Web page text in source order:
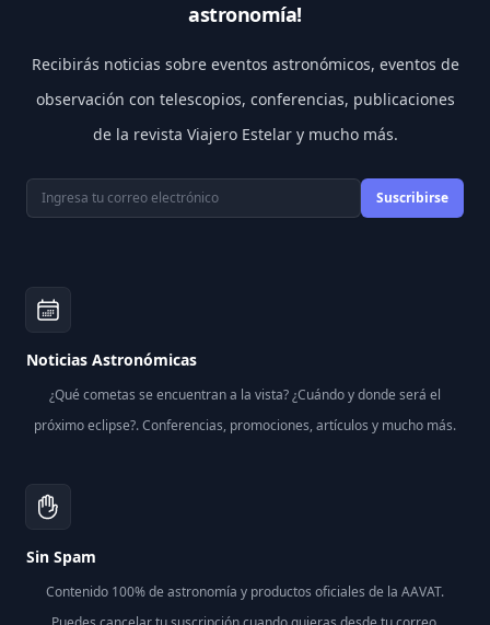
astronomía!
Recibirás noticias sobre eventos astronómicos, eventos de
observación con telescopios, conferencias, publicaciones
de la revista Viajero Estelar y mucho más.
Correo electrónico Suscribirse
Noticias Astronómicas
¿Qué cometas se encuentran a la vista? ¿Cuándo y donde será el
próximo eclipse?. Conferencias, promociones, artículos y mucho más.
Sin Spam
Contenido 100% de astronomía y productos oficiales de la AAVAT.